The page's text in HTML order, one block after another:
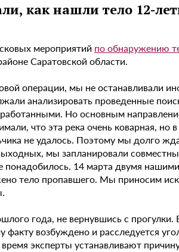
как нашли тело 12-
мероприятий по обнаружению
Саратовской области.
операции, мы не останавливали
анализировать проведенные
Но основным
что эта река очень коварная, но
не удалось. Поэтому мы долго
мы запланировали
14 марта двумя
тело пропавшего. Мы приносим
года, не вернувшись с прогулки.
возбуждено и расследуется
эксперты устанавливают